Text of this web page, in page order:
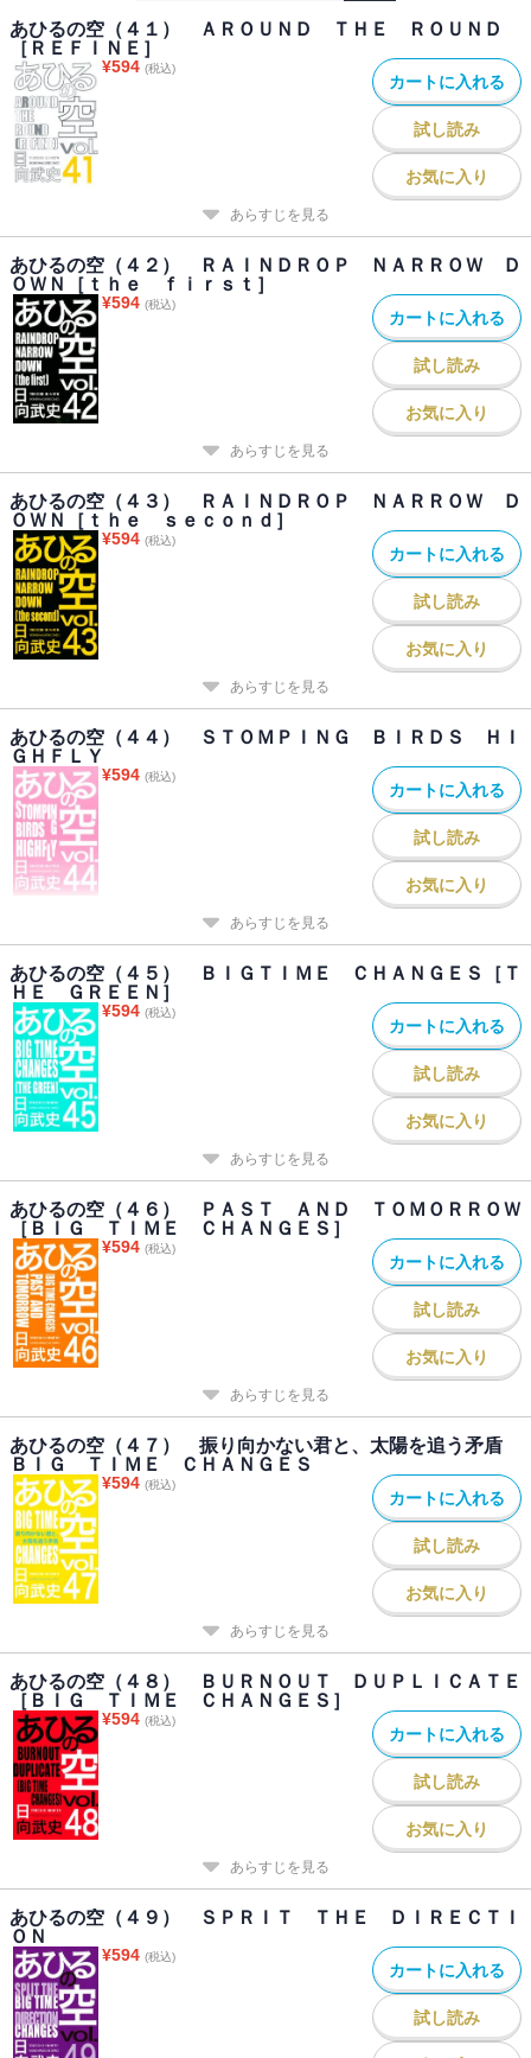
あひるの空（４１） ＡＲＯＵＮＤ ＴＨＥ ＲＯＵＮＤ
［ＲＥＦＩＮＥ］
¥594 (税込)
カートに入れる
試し読み
お気に入り
あらすじを見る
あひるの空（４２） ＲＡＩＮＤＲＯＰ ＮＡＲＲＯＷ Ｄ
ＯＷＮ［ｔｈｅ ｆｉｒｓｔ］
¥594 (税込)
カートに入れる
試し読み
お気に入り
あらすじを見る
あひるの空（４３） ＲＡＩＮＤＲＯＰ ＮＡＲＲＯＷ Ｄ
ＯＷＮ［ｔｈｅ ｓｅｃｏｎｄ］
¥594 (税込)
カートに入れる
試し読み
お気に入り
あらすじを見る
あひるの空（４４） ＳＴＯＭＰＩＮＧ ＢＩＲＤＳ ＨＩ
ＧＨＦＬＹ
¥594 (税込)
カートに入れる
試し読み
お気に入り
あらすじを見る
あひるの空（４５） ＢＩＧＴＩＭＥ ＣＨＡＮＧＥＳ［Ｔ
ＨＥ ＧＲＥＥＮ］
¥594 (税込)
カートに入れる
試し読み
お気に入り
あらすじを見る
あひるの空（４６） ＰＡＳＴ ＡＮＤ ＴＯＭＯＲＲＯＷ
［ＢＩＧ ＴＩＭＥ ＣＨＡＮＧＥＳ］
¥594 (税込)
カートに入れる
試し読み
お気に入り
あらすじを見る
あひるの空（４７） 振り向かない君と、太陽を追う矛盾
ＢＩＧ ＴＩＭＥ ＣＨＡＮＧＥＳ
¥594 (税込)
カートに入れる
試し読み
お気に入り
あらすじを見る
あひるの空（４８） ＢＵＲＮＯＵＴ ＤＵＰＬＩＣＡＴＥ
［ＢＩＧ ＴＩＭＥ ＣＨＡＮＧＥＳ］
¥594 (税込)
カートに入れる
試し読み
お気に入り
あらすじを見る
あひるの空（４９） ＳＰＲＩＴ ＴＨＥ ＤＩＲＥＣＴＩ
ＯＮ
¥594 (税込)
カートに入れる
試し読み